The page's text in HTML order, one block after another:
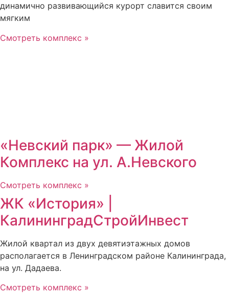
динамично развивающийся курорт славится своим
мягким
Смотреть комплекс »
«Невский парк» — Жилой
Комплекс на ул. А.Невского
Смотреть комплекс »
ЖК «История» |
КалининградСтройИнвест
Жилой квартал из двух девятиэтажных домов
располагается в Ленинградском районе Калининграда,
на ул. Дадаева.
Смотреть комплекс »